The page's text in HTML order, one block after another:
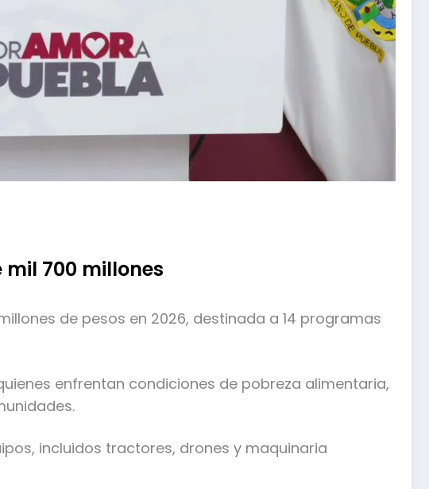
700 millones
de pesos en 2026, destinada a 14 programas
enfrentan condiciones de pobreza alimentaria,
incluidos tractores, drones y maquinaria